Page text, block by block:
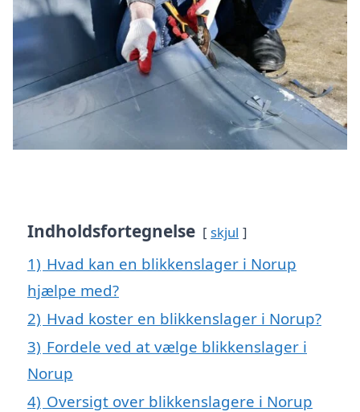
Indholdsfortegnelse skjul
1) Hvad kan en blikkenslager i Norup
hjælpe med?
2) Hvad koster en blikkenslager i Norup?
3) Fordele ved at vælge blikkenslager i
Norup
4) Oversigt over blikkenslagere i Norup